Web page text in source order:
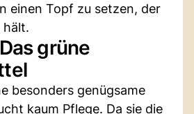
einen Topf zu setzen, der
hält.
grüne
besonders genügsame
kaum Pflege. Da sie die